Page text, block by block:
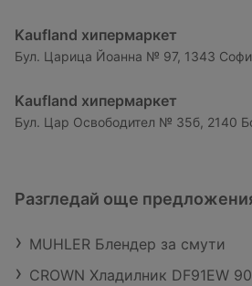
Kaufland хипермаркет
Бул. Царица Йоанна № 97, 1343
Kaufland хипермаркет
Бул. Цар Освободител № 35б, 2140
Разгледай още
MUHLER Блендер за смути
CROWN Хладилник DF91EW